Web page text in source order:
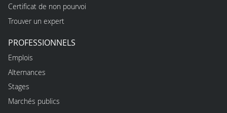
Certificat de non pourvoi
Trouver un expert
PROFESSIONNELS
Emplois
Alternances
Stages
Marchés publics